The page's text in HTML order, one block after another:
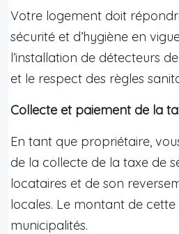
Votre logement doit
sécurité et d’hygiène en
l’installation de détecteurs
et le respect des règles
Collecte et paiement de la
En tant que propriétaire,
de la collecte de la taxe de
locataires et de son
locales. Le montant de cette
municipalités.